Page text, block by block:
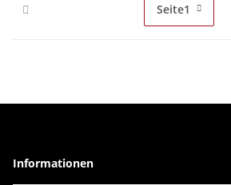
Seite1
Informationen